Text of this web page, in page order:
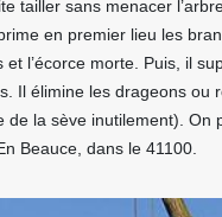
tailler sans menacer
en premier lieu les
l’écorce morte. Puis, il
Il élimine les drageons ou
de la sève inutilement). On
Beauce, dans le 41100.